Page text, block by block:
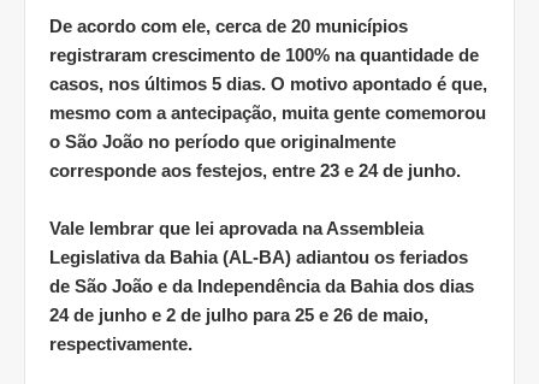
De acordo com ele, cerca de 20 municípios
registraram crescimento de 100% na quantidade de
casos, nos últimos 5 dias. O motivo apontado é que,
mesmo com a antecipação, muita gente comemorou
o São João no período que originalmente
corresponde aos festejos, entre 23 e 24 de junho.
Vale lembrar que lei aprovada na Assembleia
Legislativa da Bahia (AL-BA) adiantou os feriados
de São João e da Independência da Bahia dos dias
24 de junho e 2 de julho para 25 e 26 de maio,
respectivamente.